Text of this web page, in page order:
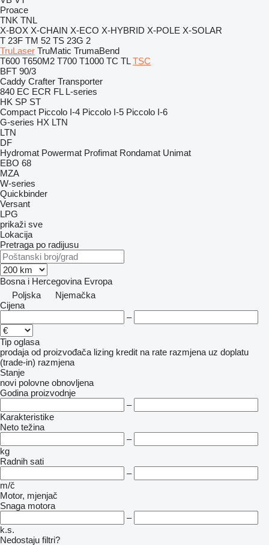
Proace
TNK TNL
X-BOX X-CHAIN X-ECO X-HYBRID X-POLE X-SOLAR
T 23F TM 52 TS 23G 2
TruLaser TruMatic TrumaBend
T600 T650M2 T700 T1000 TC TL TSC
BFT 90/3
Caddy Crafter Transporter
840 EC ECR FL L-series
HK SP ST
Compact Piccolo I-4 Piccolo I-5 Piccolo I-6
G-series HX LTN
LTN
DF
Hydromat Powermat Profimat Rondamat Unimat
EBO 68
MZA
W-series
Quickbinder
Versant
LPG
prikaži sve
Lokacija
Pretraga po radijusu
Bosna i Hercegovina Evropa
Poljska
Njemačka
Cijena
–
Tip oglasa
prodaja od proizvođača lizing kredit na rate razmjena uz doplatu
(trade-in) razmjena
Stanje
novi polovne obnovljena
Godina proizvodnje
–
Karakteristike
Neto težina
–
kg
Radnih sati
–
m/č
Motor, mjenjač
Snaga motora
–
k.s.
Nedostaju filtri?